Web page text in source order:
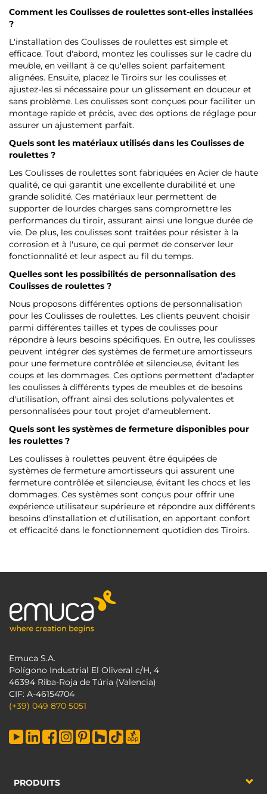
Comment les Coulisses de roulettes sont-elles installées
?
L'installation des Coulisses de roulettes est simple et
efficace. Tout d'abord, montez les coulisses sur le cadre du
meuble, en veillant à ce qu'elles soient parfaitement
alignées. Ensuite, placez le Tiroirs sur les coulisses et
ajustez-les si nécessaire pour un glissement en douceur et
sans problème. Les coulisses sont conçues pour faciliter un
montage rapide et précis, avec des options de réglage pour
assurer un ajustement parfait.
Quels sont les matériaux utilisés dans les Coulisses de
roulettes ?
Les Coulisses de roulettes sont fabriquées en Acier de haute
qualité, ce qui garantit une excellente durabilité et une
grande solidité. Ces matériaux leur permettent de
supporter de lourdes charges sans compromettre les
performances du tiroir, assurant ainsi une longue durée de
vie. De plus, les coulisses sont traitées pour résister à la
corrosion et à l'usure, ce qui permet de conserver leur
fonctionnalité et leur aspect au fil du temps.
Quelles sont les possibilités de personnalisation des
Coulisses de roulettes ?
Nous proposons différentes options de personnalisation
pour les Coulisses de roulettes. Les clients peuvent choisir
parmi différentes tailles et types de coulisses pour
répondre à leurs besoins spécifiques. En outre, les coulisses
peuvent intégrer des systèmes de fermeture amortisseurs
pour une fermeture contrôlée et silencieuse, évitant les
coups et les dommages. Ces options permettent d'adapter
les coulisses à différents types de meubles et de besoins
d'utilisation, offrant ainsi des solutions polyvalentes et
personnalisées pour tout projet d'ameublement.
Quels sont les systèmes de fermeture disponibles pour
les roulettes ?
Les coulisses à roulettes peuvent être équipées de
systèmes de fermeture amortisseurs qui assurent une
fermeture contrôlée et silencieuse, évitant les chocs et les
dommages. Ces systèmes sont conçus pour offrir une
expérience utilisateur supérieure et répondre aux différents
besoins d'installation et d'utilisation, en apportant confort
et efficacité dans le fonctionnement quotidien des Tiroirs.
Emuca S.A.
Polígono Industrial El Oliveral c/H, 4
46394 Riba-Roja de Túria (Valencia)
CIF: A-46154704
(+39) 049 870 5051
PRODUITS